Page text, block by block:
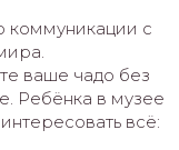
коммуникации с
ваше чадо без
Ребёнка в музее
всё: